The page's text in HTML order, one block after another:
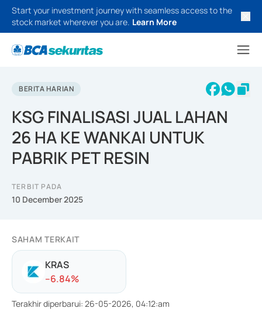
Start your investment journey with seamless access to the
stock market wherever you are. Learn More
BERITA HARIAN
KSG FINALISASI JUAL LAHAN
26 HA KE WANKAI UNTUK
PABRIK PET RESIN
TERBIT PADA
10 December 2025
SAHAM TERKAIT
KRAS
--6.84%
Terakhir diperbarui: 26-05-2026, 04:12:am